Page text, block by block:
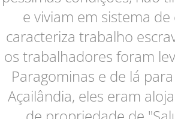
e viviam em sistema
caracteriza trabalho
os trabalhadores foram
Paragominas e de lá
Açailândia, eles eram